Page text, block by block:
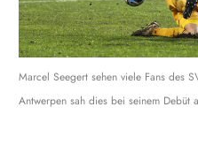
Marcel Seegert sehen viele Fans des
Antwerpen sah dies bei seinem